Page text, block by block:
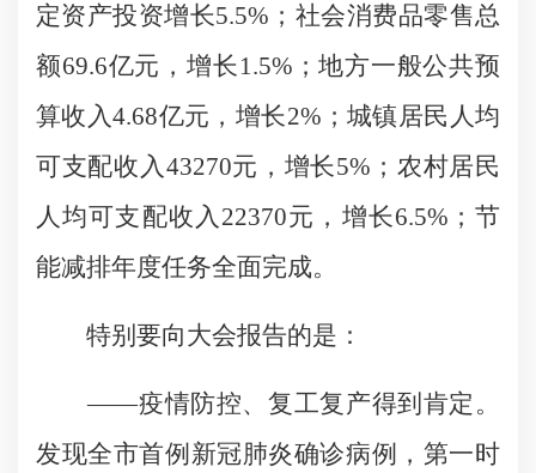
定资产投资增长5.5%；社会消费品零售总
额69.6亿元，增长1.5%；地方一般公共预
算收入4.68亿元，增长2%；城镇居民人均
可支配收入43270元，增长5%；农村居民
人均可支配收入22370元，增长6.5%；节
能减排年度任务全面完成。
特别要向大会报告的是：
——疫情防控、复工复产得到肯定。
发现全市首例新冠肺炎确诊病例，第一时